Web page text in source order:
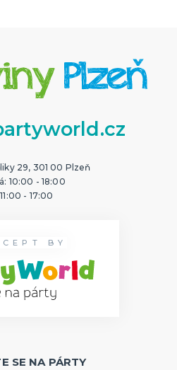
29, 301 00 Plzeň
10:00 - 18:00
- 17:00
BY
SE NA PÁRTY